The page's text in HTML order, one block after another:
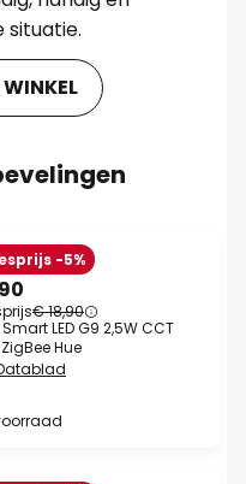
situatie.
€ 18,90
-5%
Smart LED G9 2,5W CCT
Hue